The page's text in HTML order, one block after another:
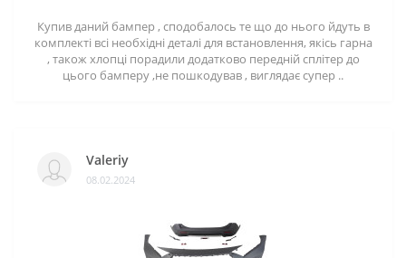
Купив даний бампер , сподобалось те що до нього йдуть в
комплекті всі необхідні деталі для встановлення, якісь гарна
, також хлопці порадили додатково передній сплітер до
цього бамперу ,не пошкодував , виглядає супер ..
Valeriy
08.02.2024